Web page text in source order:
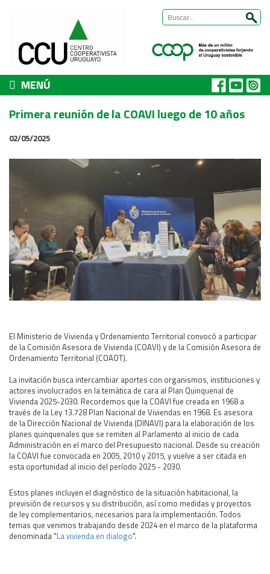
MENÚ
Presentación
Nuestra historia
Autoridades y equipo
Cómo trabajamos
Área Habitat
Acerca del Área
Programas
Trabajos
Área Rural
Acerca del Área
Programas Centrales
REGIONAL LITORAL
Revista Dinámica
Recursos Digitales
PUBLICACIONES
ENLACES
CONTACTO
Primera reunión de la COAVI luego de 10 años
02/05/2025
El Ministerio de Vivienda y Ordenamiento Territorial convocó a participar
de la Comisión Asesora de Vivienda (COAVI) y de la Comisión Asesora de
Ordenamiento Territorial (COAOT).
La invitación busca intercambiar aportes con organismos, instituciones y
actores involucrados en la temática de cara al Plan Quinquenal de
Vivienda 2025-2030. Recordemos que la COAVI fue creada en 1968 a
través de la Ley 13.728 Plan Nacional de Viviendas en 1968. Es asesora
de la Dirección Nacional de Vivienda (DINAVI) para la elaboración de los
planes quinquenales que se remiten al Parlamento al inicio de cada
Administración en el marco del Presupuesto nacional. Desde su creación
la COAVI fue convocada en 2005, 2010 y 2015, y vuelve a ser citada en
esta oportunidad al inicio del período 2025 - 2030.
Estos planes incluyen el diagnóstico de la situación habitacional, la
previsión de recursos y su distribución, así como medidas y proyectos
de ley complementarios, necesarios para la implementación. Todos
temas que venimos trabajando desde 2024 en el marco de la plataforma
denominada "La vivienda en dialogo".